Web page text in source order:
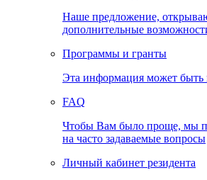
Наше предложение,
дополнительные
Программы и гранты
Эта информация может быть
FAQ
Чтобы Вам было проще, мы
на часто задаваемые вопросы
Личный кабинет резидента